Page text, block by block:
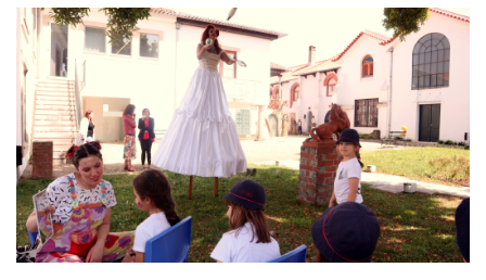
CONTRATAÇÃO
DE
FUNCIONÁRIO